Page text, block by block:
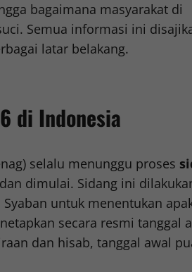
bagaimana masyarakat di
Semua informasi ini
latar belakang.
di Indonesia
selalu menunggu proses
dimulai. Sidang ini
untuk menentukan
secara resmi tanggal
dan hisab, tanggal awal